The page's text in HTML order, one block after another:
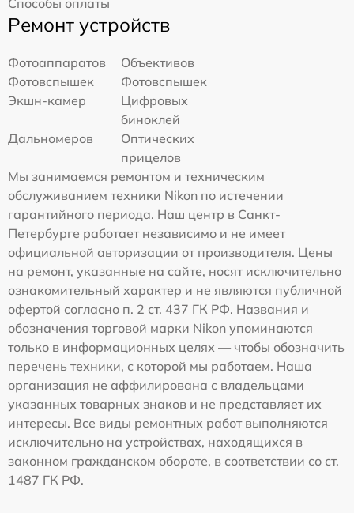
Способы оплаты
Ремонт устройств
Фотоаппаратов
Объективов
Фотовспышек
Фотовспышек
Экшн-камер
Цифровых
биноклей
Дальномеров
Оптических
прицелов
Мы занимаемся ремонтом и техническим
обслуживанием техники Nikon по истечении
гарантийного периода. Наш центр в Санкт-
Петербурге работает независимо и не имеет
официальной авторизации от производителя. Цены
на ремонт, указанные на сайте, носят исключительно
ознакомительный характер и не являются публичной
офертой согласно п. 2 ст. 437 ГК РФ. Названия и
обозначения торговой марки Nikon упоминаются
только в информационных целях — чтобы обозначить
перечень техники, с которой мы работаем. Наша
организация не аффилирована с владельцами
указанных товарных знаков и не представляет их
интересы. Все виды ремонтных работ выполняются
исключительно на устройствах, находящихся в
законном гражданском обороте, в соответствии со ст.
1487 ГК РФ.